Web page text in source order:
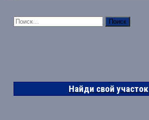
Найти:
Найди свой участок